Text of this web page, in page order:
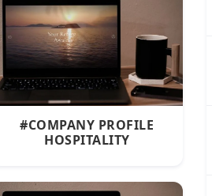
#COMPANY PROFILE
HOSPITALITY